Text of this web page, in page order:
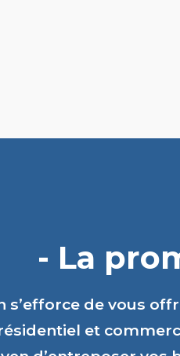
- La
s’efforce de vous
et